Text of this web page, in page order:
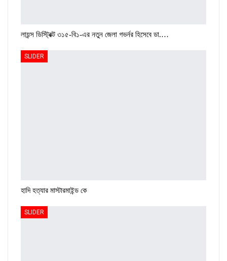
লায়ন্স ডিস্ট্রিক্ট ৩১৫-বি১-এর নতুন জেলা গভর্নর হিসেবে ডা.…
SLIDER
হাদি হত্যার মাস্টারমাইন্ড কে
SLIDER